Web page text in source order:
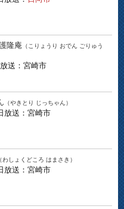
隆庵 （こりょうり おでん ごりゅう
送：宮崎市
（やきとり じっちゃん）
放送：宮崎市
（わしょくどころ はまさき）
放送：宮崎市